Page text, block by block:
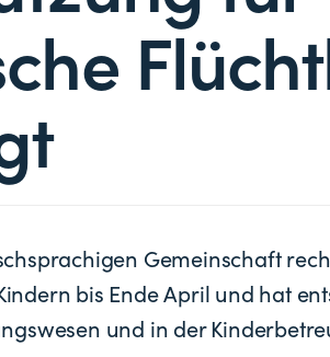
Gemeinschaft
bis Ende April und hat
und in der